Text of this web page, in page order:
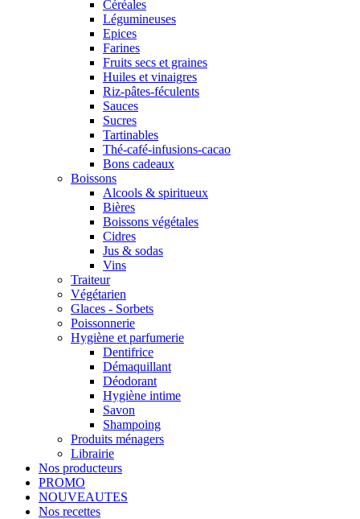
Céréales
Légumineuses
Epices
Farines
Fruits secs et graines
Huiles et vinaigres
Riz-pâtes-féculents
Sauces
Sucres
Tartinables
Thé-café-infusions-cacao
Bons cadeaux
Boissons
Alcools & spiritueux
Bières
Boissons végétales
Cidres
Jus & sodas
Vins
Traiteur
Végétarien
Glaces - Sorbets
Poissonnerie
Hygiène et parfumerie
Dentifrice
Démaquillant
Déodorant
Hygiène intime
Savon
Shampoing
Produits ménagers
Librairie
Nos producteurs
PROMO
NOUVEAUTES
Nos recettes